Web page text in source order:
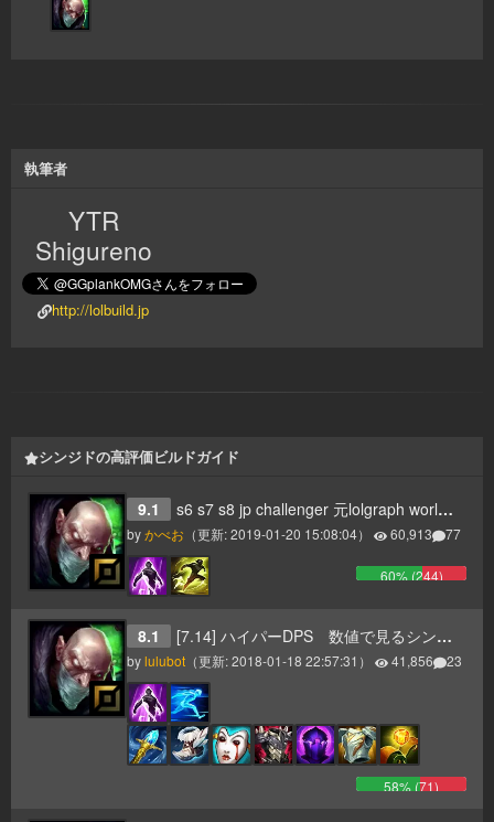
執筆者
YTR
Shigureno
http://lolbuild.jp
シンジドの高評価ビルドガイド
9.1 s6 s7 s8 jp challenger 元lolgraph world#1 singed
byかべお （更新:2019-01-20 15:08:04） 60,913 77
60% (244)
8.1 [7.14] ハイパーDPS 数値で見るシンジド２
bylulubot （更新:2018-01-18 22:57:31 ） 41,856 23
58% (71)